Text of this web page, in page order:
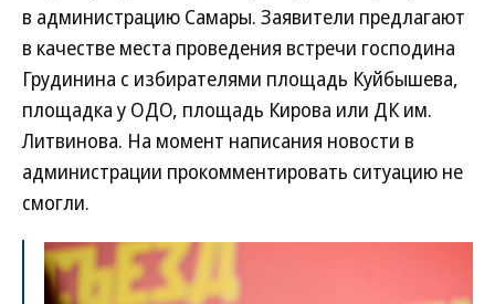
в администрацию Самары. Заявители предлагают
в качестве места проведения встречи господина
Грудинина с избирателями площадь Куйбышева,
площадка у ОДО, площадь Кирова или ДК им.
Литвинова. На момент написания новости в
администрации прокомментировать ситуацию не
смогли.